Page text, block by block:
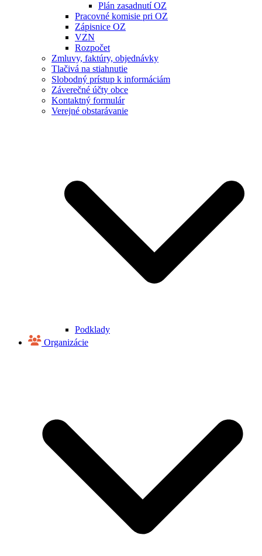
Plán zasadnutí OZ
Pracovné komisie pri OZ
Zápisnice OZ
VZN
Rozpočet
Zmluvy, faktúry, objednávky
Tlačivá na stiahnutie
Slobodný prístup k informáciám
Záverečné účty obce
Kontaktný formulár
Verejné obstarávanie
Podklady
Organizácie